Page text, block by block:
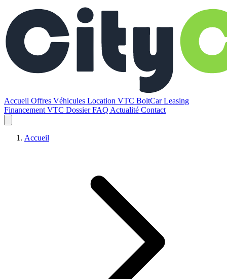
Accueil Offres Véhicules Location VTC BoltCarLeasing
Financement VTC DossierFAQ Actualité Contact
Accueil